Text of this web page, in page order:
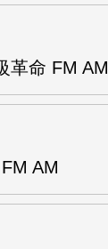
革命 FM AM
AM